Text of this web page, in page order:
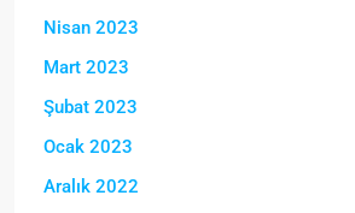
Nisan 2023
Mart 2023
Şubat 2023
Ocak 2023
Aralık 2022